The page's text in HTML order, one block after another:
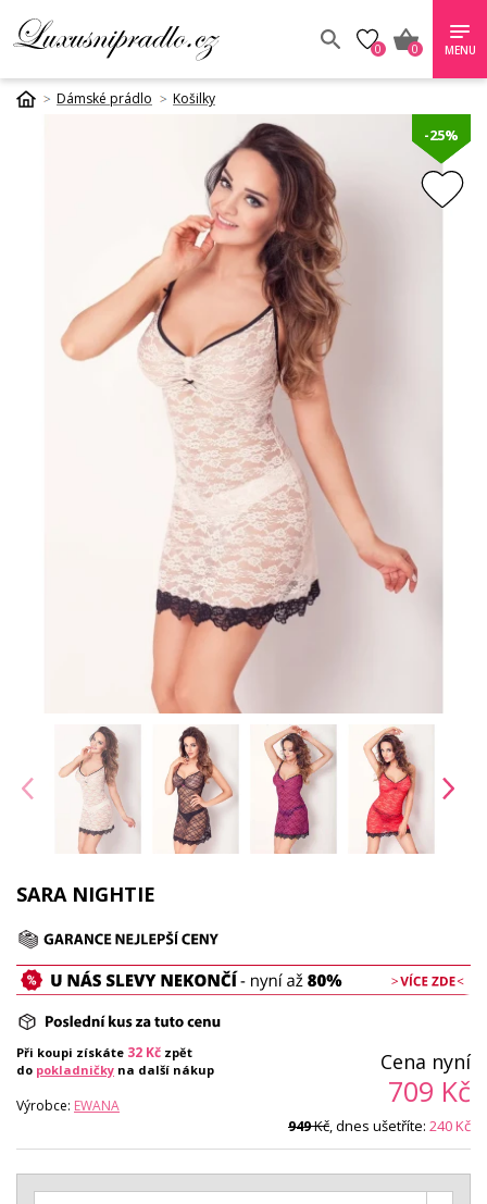
0 0 MENU
Dámské prádlo Košilky
-25%
SARA NIGHTIE
Při koupi získáte 32 Kč zpět
do pokladničky na další nákup
Výrobce: EWANA
Cena nyní
709 Kč
949Kč, dnes ušetříte: 240Kč